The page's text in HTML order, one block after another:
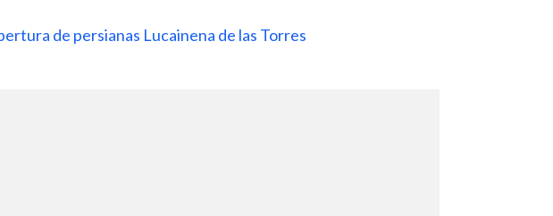
de persianas Lucainena de las Torres